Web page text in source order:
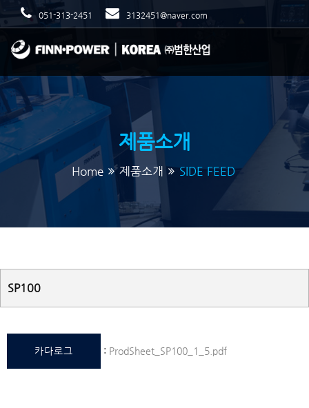
051-313-2451 3132451@naver.com
제품소개
Home 제품소개 SIDE FEED
SP100
카다로그 : ProdSheet_SP100_1_5.pdf